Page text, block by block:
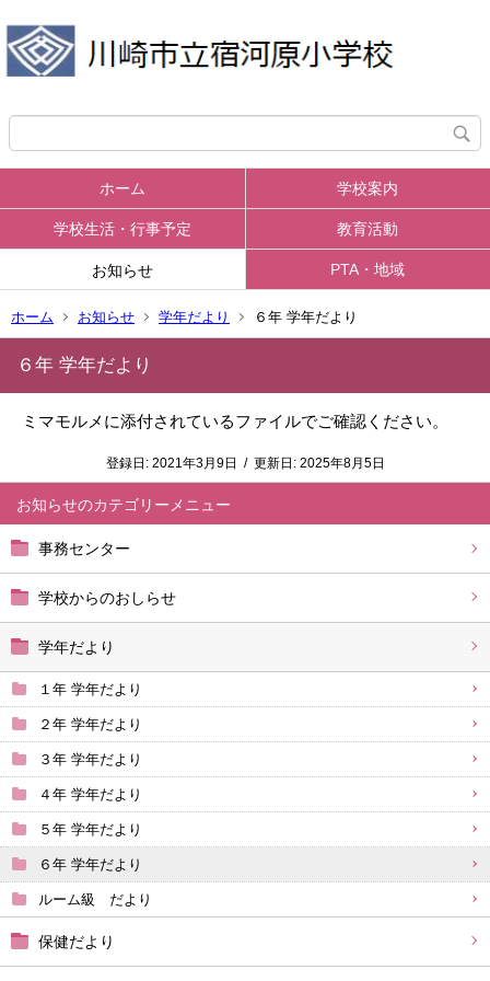
ホーム 学校案内
学校生活・行事予定 教育活動
お知らせ PTA・地域
ホーム お知らせ 学年だより ６年 学年だより
お知らせ
事務センター
学校からのおしらせ
学年だより
１年 学年だより
２年 学年だより
３年 学年だより
４年 学年だより
５年 学年だより
６年 学年だより
ルーム級 だより
保健だより
６年 学年だより
ミマモルメに添付されているファイルでご確認ください。
登録日: 2021年3月9日 / 更新日: 2025年8月5日